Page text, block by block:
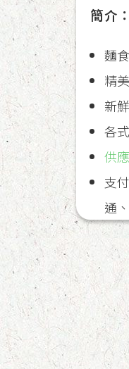
簡介：
麵
精
新
各
供
支
通